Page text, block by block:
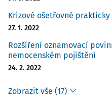
Krizové ošetřovné prakticky
27. 1. 2022
Rozšíření oznamovací
nemocenském pojištění
24. 2. 2022
Zobrazit vše (17)